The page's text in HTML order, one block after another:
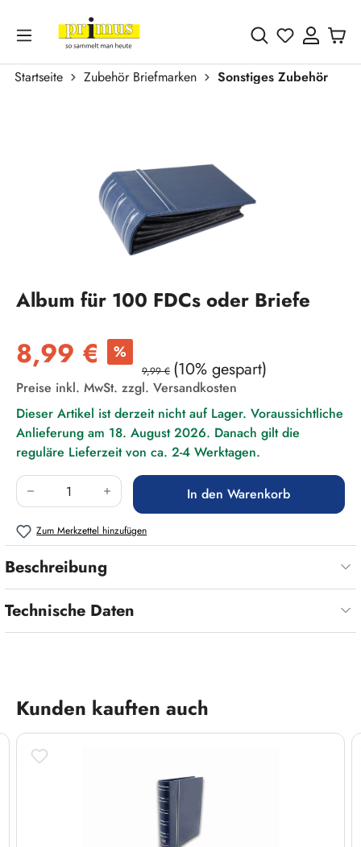
Zum Hauptinhalt springen
Du hast 0
Startseite Zubehör Briefmarken
Sonstiges Zubehör
Album für 100 FDCs oder Briefe
Verkaufspreis:
8,99 € %
9,99 € (10% gespart)
Preise inkl. MwSt. zzgl. Versandkosten
Dieser Artikel ist derzeit nicht auf Lager. Voraussichtliche
Anlieferung am 18. August 2026. Danach gilt die
reguläre Lieferzeit von ca. 2-4 Werktagen.
Produkt Anzahl: Gib den gewünschten Wert
In den Warenkorb
Zum Merkzettel hinzufügen
Beschreibung
Technische Daten
Produktgalerie überspringen
Kunden kauften auch